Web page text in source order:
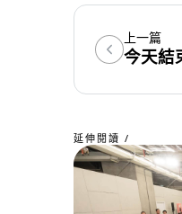
上一篇
今天結
延伸閱讀 /